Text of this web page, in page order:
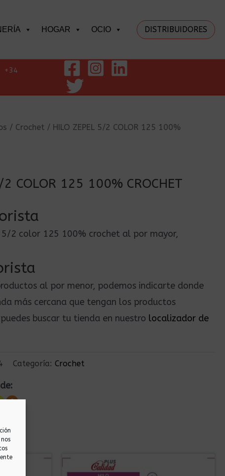
HOGAR OCIO DISTRIBUIDORES
+34
/ Crochet / HILO ZEPEL 5/2 COLOR 125 100%
2 COLOR 125 100% CROCHET
5/2 color 125 100% crochet al por mayor,
al por menor, podemos indicarte donde
más cercana que tengan los productos
buscar tu tienda en nuestro localizador de
Categoría: Crochet